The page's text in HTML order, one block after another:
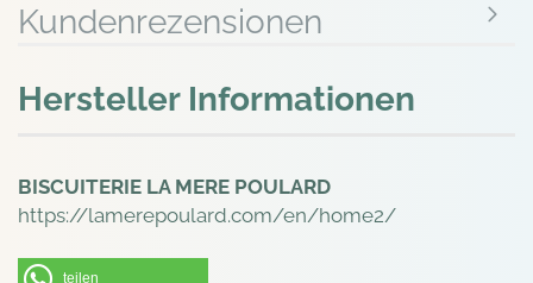
Kundenrezensionen
Hersteller Informationen
BISCUITERIE LA MERE POULARD
https://lamerepoulard.com/en/home2/
teilen